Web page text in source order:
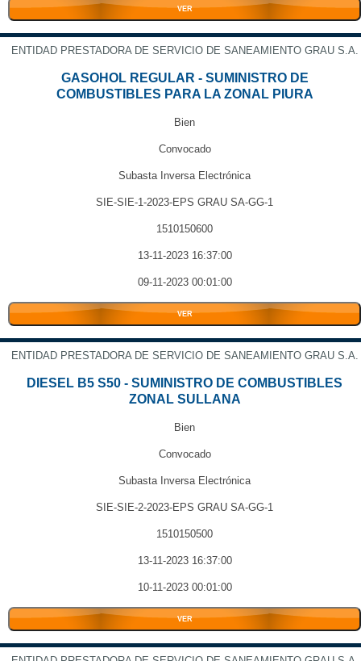
VER
ENTIDAD PRESTADORA DE SERVICIO DE SANEAMIENTO GRAU S.A.
GASOHOL REGULAR - SUMINISTRO DE
COMBUSTIBLES PARA LA ZONAL PIURA
Bien
Convocado
Subasta Inversa Electrónica
SIE-SIE-1-2023-EPS GRAU SA-GG-1
1510150600
13-11-2023 16:37:00
09-11-2023 00:01:00
VER
ENTIDAD PRESTADORA DE SERVICIO DE SANEAMIENTO GRAU S.A.
DIESEL B5 S50 - SUMINISTRO DE COMBUSTIBLES
ZONAL SULLANA
Bien
Convocado
Subasta Inversa Electrónica
SIE-SIE-2-2023-EPS GRAU SA-GG-1
1510150500
13-11-2023 16:37:00
10-11-2023 00:01:00
VER